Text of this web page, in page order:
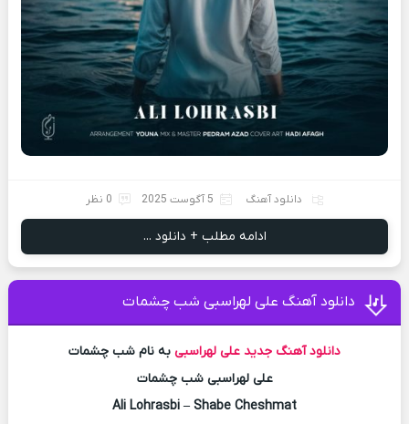
دانلود آهنگ 5 آگوست 2025 0 نظر
ادامه مطلب + دانلود ...
دانلود آهنگ علی لهراسبی شب چشمات
دانلود آهنگ جدید علی لهراسبی به نام شب چشمات
علی لهراسبی شب چشمات
Ali Lohrasbi – Shabe Cheshmat